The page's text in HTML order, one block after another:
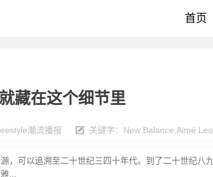
首页
藏在这个细节里
潮流播报 关键字： New Balance Aimé
，可以追溯至二十世纪三四十年代。到了二十世纪八
...